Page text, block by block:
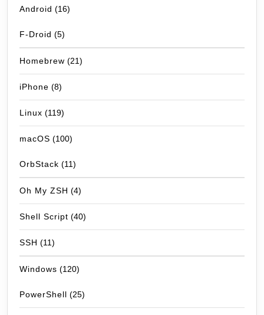
Android (16)
F-Droid (5)
Homebrew (21)
iPhone (8)
Linux (119)
macOS (100)
OrbStack (11)
Oh My ZSH (4)
Shell Script (40)
SSH (11)
Windows (120)
PowerShell (25)